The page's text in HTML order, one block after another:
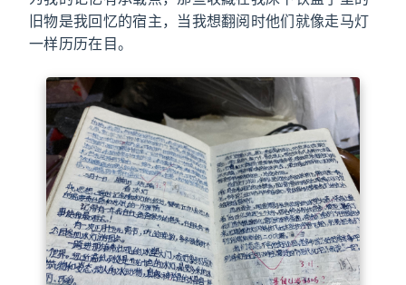
旧物是我回忆的宿主，当我想翻阅时他们就像走马灯
一样历历在目。